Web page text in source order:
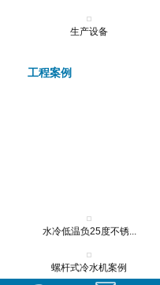
生产设备
工程案例
水冷低温负25度不锈...
螺杆式冷水机案例